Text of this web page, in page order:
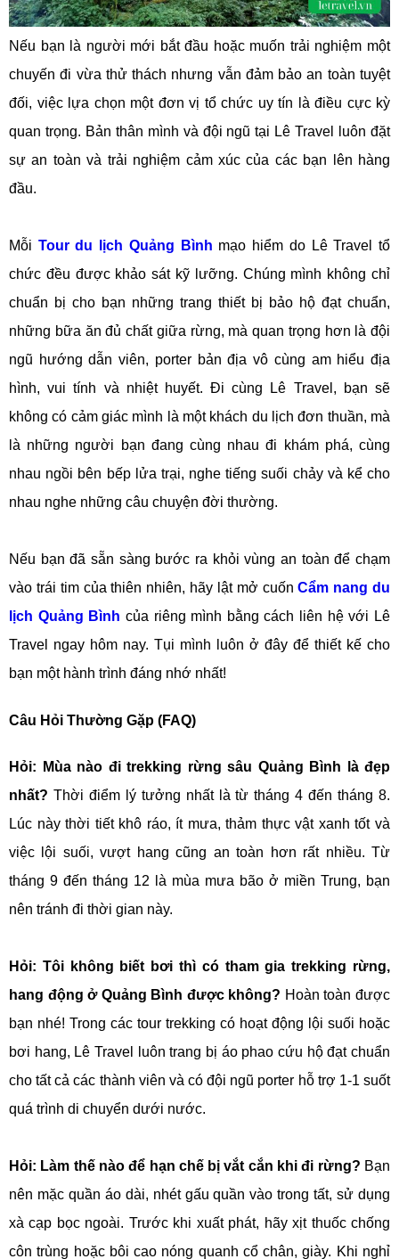
Nếu bạn là người mới bắt đầu hoặc muốn trải nghiệm một
chuyến đi vừa thử thách nhưng vẫn đảm bảo an toàn tuyệt
đối, việc lựa chọn một đơn vị tổ chức uy tín là điều cực kỳ
quan trọng. Bản thân mình và đội ngũ tại Lê Travel luôn đặt
sự an toàn và trải nghiệm cảm xúc của các bạn lên hàng
đầu.
Mỗi Tour du lịch Quảng Bình mạo hiểm do Lê Travel tổ
chức đều được khảo sát kỹ lưỡng. Chúng mình không chỉ
chuẩn bị cho bạn những trang thiết bị bảo hộ đạt chuẩn,
những bữa ăn đủ chất giữa rừng, mà quan trọng hơn là đội
ngũ hướng dẫn viên, porter bản địa vô cùng am hiểu địa
hình, vui tính và nhiệt huyết. Đi cùng Lê Travel, bạn sẽ
không có cảm giác mình là một khách du lịch đơn thuần, mà
là những người bạn đang cùng nhau đi khám phá, cùng
nhau ngồi bên bếp lửa trại, nghe tiếng suối chảy và kể cho
nhau nghe những câu chuyện đời thường.
Nếu bạn đã sẵn sàng bước ra khỏi vùng an toàn để chạm
vào trái tim của thiên nhiên, hãy lật mở cuốnCẩm nang du
lịch Quảng Bình của riêng mình bằng cách liên hệ với Lê
Travel ngay hôm nay. Tụi mình luôn ở đây để thiết kế cho
bạn một hành trình đáng nhớ nhất!
Câu Hỏi Thường Gặp (FAQ)
Hỏi: Mùa nào đi trekking rừng sâu Quảng Bình là đẹp
nhất? Thời điểm lý tưởng nhất là từ tháng 4 đến tháng 8.
Lúc này thời tiết khô ráo, ít mưa, thảm thực vật xanh tốt và
việc lội suối, vượt hang cũng an toàn hơn rất nhiều. Từ
tháng 9 đến tháng 12 là mùa mưa bão ở miền Trung, bạn
nên tránh đi thời gian này.
Hỏi: Tôi không biết bơi thì có tham gia trekking rừng,
hang động ở Quảng Bình được không? Hoàn toàn được
bạn nhé! Trong các tour trekking có hoạt động lội suối hoặc
bơi hang, Lê Travel luôn trang bị áo phao cứu hộ đạt chuẩn
cho tất cả các thành viên và có đội ngũ porter hỗ trợ 1-1 suốt
quá trình di chuyển dưới nước.
Hỏi: Làm thế nào để hạn chế bị vắt cắn khi đi rừng? Bạn
nên mặc quần áo dài, nhét gấu quần vào trong tất, sử dụng
xà cạp bọc ngoài. Trước khi xuất phát, hãy xịt thuốc chống
côn trùng hoặc bôi cao nóng quanh cổ chân, giày. Khi nghỉ